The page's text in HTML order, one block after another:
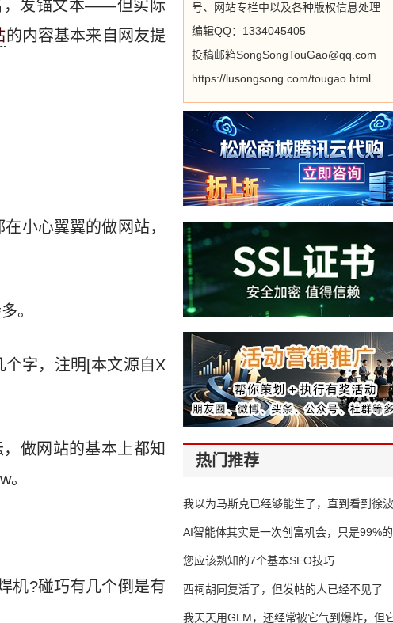
，发锚文本——但实际
的内容基本来自网友提
小心翼翼的做网站，
。
字，注明[本文源自X
做网站的基本上都知
机?碰巧有几个倒是有
号、网站专栏中以及各种版权信息处理
编辑QQ：1334045405
投稿邮箱SongSongTouGao@qq.com
https://lusongsong.com/tougao.html
热门推荐
我以为马斯克已经够能生了，直到看到
AI智能体其实是一次创富机会，只是99%
错过了
您应该熟知的7个基本SEO技巧
西祠胡同复活了，但发帖的人已经不见了
我天天用GLM，还经常被它气到爆炸，但